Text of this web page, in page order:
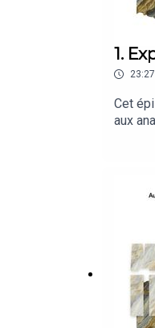
1.
23:27
Cet
aux